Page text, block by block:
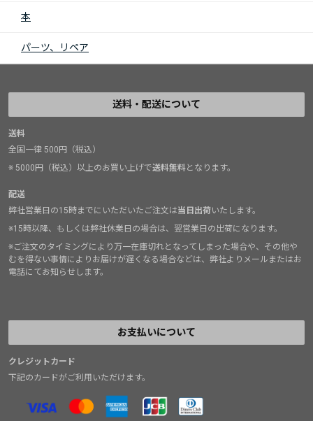
本
パーツ、リペア
送料・配送について
送料
全国一律 500円（税込）
※ 5000円（税込）以上のお買い上げで送料無料となります。
配送
弊社営業日の15時までにいただいたご注文は当日出荷いたします。
※15時以降、もしくは弊社休業日の場合は、翌営業日の出荷になります。
※ご注文のタイミングにより万一在庫切れとなってしまった場合や、その他や
むを得ない事情によりお届けが遅くなる場合などは、弊社よりメールまたはお
電話にてお知らせします。
お支払いについて
クレジットカード
下記のカードがご利用いただけます。